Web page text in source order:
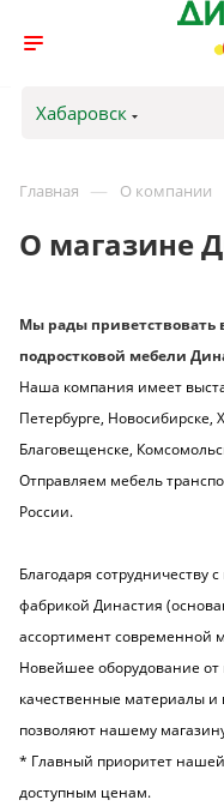
Хабаровск
Главная — О компании
О магазине
Мы рады приветствовать
подростковой мебели
Наша компания имеет
Петербурге, Новосибирске,
Благовещенске,
Отправляем мебель
России.
Благодаря
фабрикой Династия
ассортимент современной
Новейшее оборудование от
качественные материалы
позволяют нашему
* Главный приоритет
доступным ценам.